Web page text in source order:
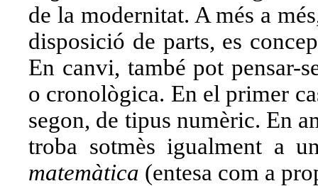
de la modernitat. A més a
disposició de parts, es
En canvi, també pot pensar-
o cronològica. En el primer
segon, de tipus numèric. En
troba sotmès igualment a
matemàtica (entesa com a